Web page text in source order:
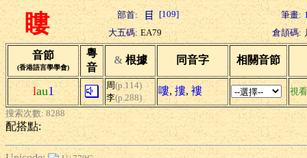
瞜 部首: [109] 筆畫:
大五碼: EA79 倉頡碼:
音節
(香港語言學學會)
粵
音
& 根據 同音字 相關音節
lau1 周(p.114)
李(p.288)
嘍, 摟, 褸 視看
搜索次數: 8288
配搭點: